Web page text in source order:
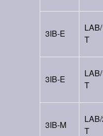
3IB-E
T
3IB-E
T
3IB-M
T